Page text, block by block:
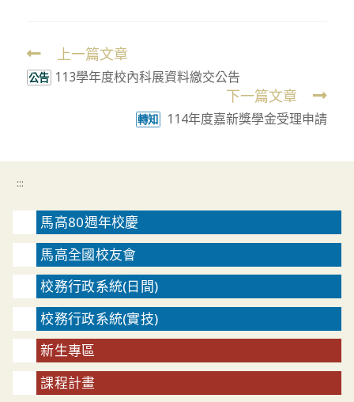
Read
more
上一篇文章
公告 113學年度校內科展資料繳交公告
下一篇文章
轉知 114年度嘉新獎學金受理申請
:::
馬高80週年校慶
馬高全國校友會
校務行政系統(日間)
校務行政系統(實技)
新生專區
課程計畫